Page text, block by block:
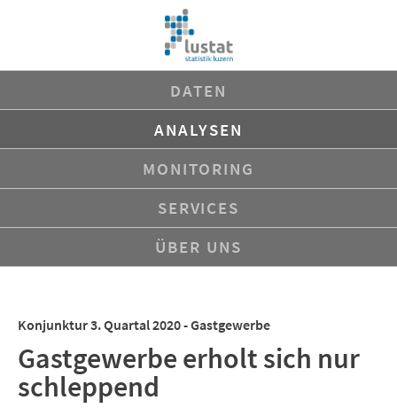
DATEN
ANALYSEN
MONITORING
SERVICES
ÜBER UNS
Konjunktur 3. Quartal 2020 - Gastgewerbe
Gastgewerbe erholt sich nur
schleppend